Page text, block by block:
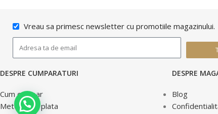
Vreau sa primesc newsletter cu promotiile magazinului.
DESPRE CUMPARATURI
Cum cumpar
Metode de plata
DESPRE
Blog
Ai intrebari?